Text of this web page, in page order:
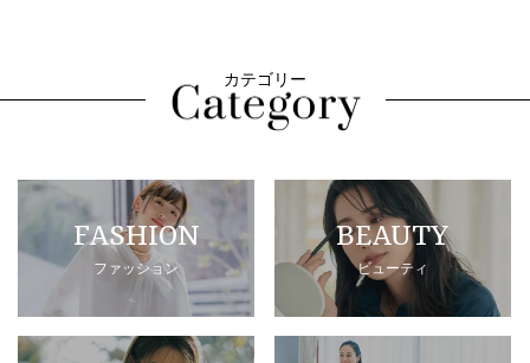
カテゴリー
FASHION
ファッション
BEAUTY
ビューティ